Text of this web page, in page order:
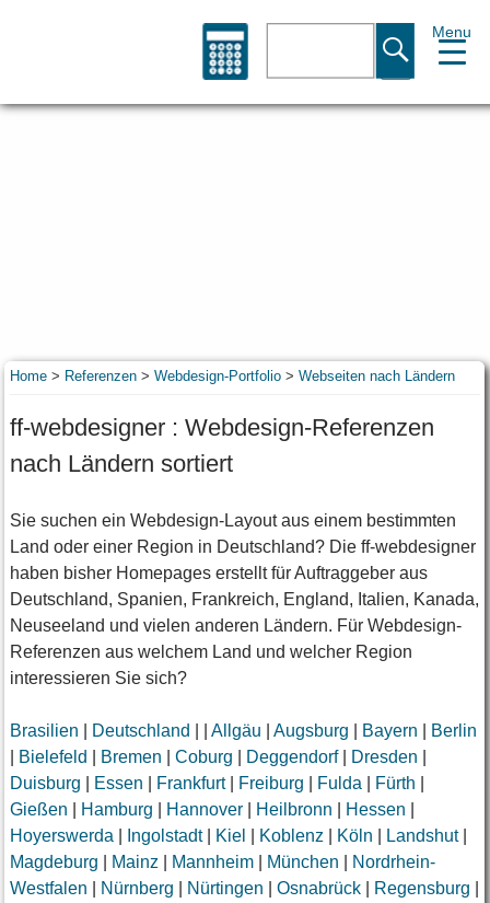
Home> Referenzen> Webdesign-Portfolio> Webseiten nach Ländern
ff-webdesigner : Webdesign-Referenzen
nach Ländern sortiert
Sie suchen ein Webdesign-Layout aus einem bestimmten
Land oder einer Region in Deutschland? Die ff-webdesigner
haben bisher Homepages erstellt für Auftraggeber aus
Deutschland, Spanien, Frankreich, England, Italien, Kanada,
Neuseeland und vielen anderen Ländern. Für Webdesign-
Referenzen aus welchem Land und welcher Region
interessieren Sie sich?
Brasilien Deutschland Allgäu Augsburg Bayern
Berlin
Bielefeld Bremen Coburg Deggendorf| Dresden
Duisburg
Essen Frankfurt| Freiburg Fulda Fürth
Gießen
Hamburg Hannover| Heilbronn Hessen
Hoyerswerda
Ingolstadt| Kiel Koblenz Köln Landshut|
Magdeburg
Mainz Mannheim| München
Nordrhein-
Westfalen
Nürnberg Nürtingen Osnabrück| Regensburg
Menu